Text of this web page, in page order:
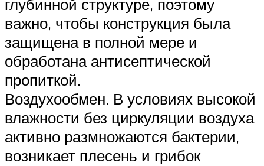
глубинной структуре, поэтому
важно, чтобы конструкция была
защищена в полной мере и
обработана антисептической
пропиткой.
Воздухообмен. В условиях высокой
влажности без циркуляции воздуха
активно размножаются бактерии,
возникает плесень и грибок